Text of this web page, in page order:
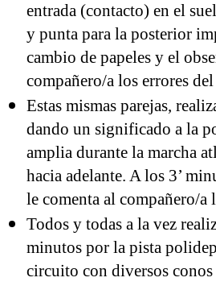
entrada (contacto) en el
y punta para la posterior
cambio de papeles y el
compañero/a los errores
Estas mismas parejas,
dando un significado a la
amplia durante la marcha
hacia adelante. A los 3’
le comenta al compañero/
Todos y todas a la vez
minutos por la pista
circuito con diversos conos